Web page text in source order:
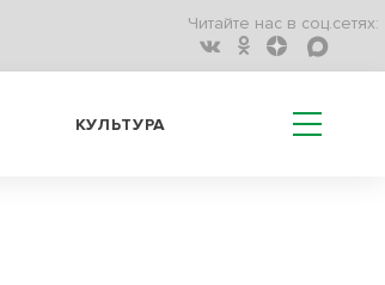
Читайте нас в соц.сетях:
КУЛЬТУРА